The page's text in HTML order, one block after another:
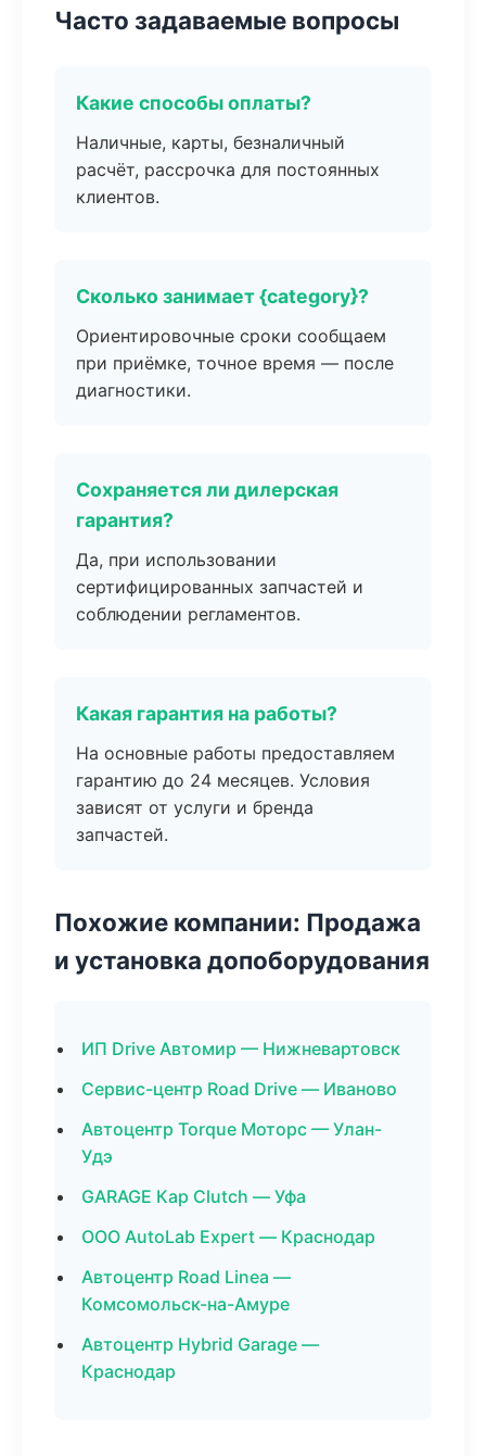
Часто задаваемые вопросы
Какие способы оплаты?
Наличные, карты, безналичный
расчёт, рассрочка для постоянных
клиентов.
Сколько занимает {category}?
Ориентировочные сроки сообщаем
при приёмке, точное время — после
диагностики.
Сохраняется ли дилерская
гарантия?
Да, при использовании
сертифицированных запчастей и
соблюдении регламентов.
Какая гарантия на работы?
На основные работы предоставляем
гарантию до 24 месяцев. Условия
зависят от услуги и бренда
запчастей.
Похожие компании: Продажа
и установка допоборудования
ИП Drive Автомир — Нижневартовск
Сервис-центр Road Drive — Иваново
Автоцентр Torque Моторс — Улан-
Удэ
GARAGE Кар Clutch — Уфа
ООО AutoLab Expert — Краснодар
Автоцентр Road Linea —
Комсомольск-на-Амуре
Автоцентр Hybrid Garage —
Краснодар